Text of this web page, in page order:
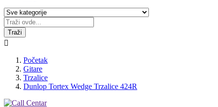
Traži

Početak
Gitare
Trzalice
Dunlop Tortex Wedge Trzalice 424R